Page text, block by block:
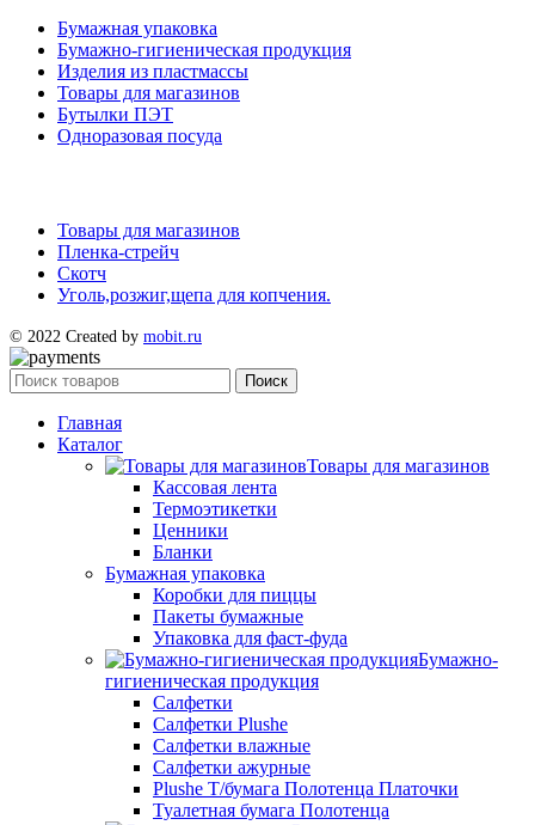
Бумажная упаковка
Бумажно-гигиеническая продукция
Изделия из пластмассы
Товары для магазинов
Бутылки ПЭТ
Одноразовая посуда
Товары для магазинов
Пленка-стрейч
Скотч
Уголь,розжиг,щепа для копчения.
© 2022 Created by mobit.ru
Поиск
Главная
Каталог
Товары для магазинов
Кассовая лента
Термоэтикетки
Ценники
Бланки
Бумажная упаковка
Коробки для пиццы
Пакеты бумажные
Упаковка для фаст-фуда
Бумажно-
гигиеническая продукция
Салфетки
Салфетки Plushe
Салфетки влажные
Салфетки ажурные
Plushe Т/бумага Полотенца Платочки
Туалетная бумага Полотенца